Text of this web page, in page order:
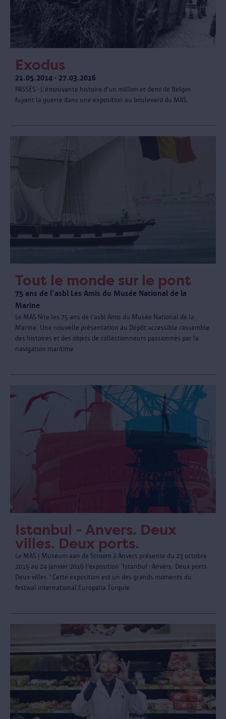
Exodus
21.05.2014 - 27.03.2016
PASSÉS - L’émouvante histoire d’un million et demi de Belges
fuyant la guerre dans une exposition au boulevard du MAS.
Tout le monde sur le pont
75 ans de l’asbl Les Amis du Musée National de la
Marine
Le MAS fête les 75 ans de l’asbl Amis du Musée National de la
Marine. Une nouvelle présentation au Dépôt accessible rassemble
des histoires et des objets de collectionneurs passionnés par la
navigation maritime.
Istanbul - Anvers. Deux
villes. Deux ports.
Le MAS | Museum aan de Stroom à Anvers présente du 23 octobre
2015 au 24 janvier 2016 l’exposition 'Istanbul - Anvers. Deux ports.
Deux villes.' Cette exposition est un des grands moments du
festival international Europalia Turquie.